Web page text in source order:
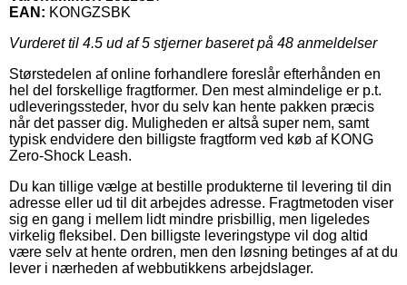
EAN: KONGZSBK
Vurderet til 4.5 ud af 5 stjerner baseret på 48 anmeldelser
Størstedelen af online forhandlere foreslår efterhånden en
hel del forskellige fragtformer. Den mest almindelige er p.t.
udleveringssteder, hvor du selv kan hente pakken præcis
når det passer dig. Muligheden er altså super nem, samt
typisk endvidere den billigste fragtform ved køb af KONG
Zero-Shock Leash.
Du kan tillige vælge at bestille produkterne til levering til din
adresse eller ud til dit arbejdes adresse. Fragtmetoden viser
sig en gang i mellem lidt mindre prisbillig, men ligeledes
virkelig fleksibel. Den billigste leveringstype vil dog altid
være selv at hente ordren, men den løsning betinges af at du
lever i nærheden af webbutikkens arbejdslager.